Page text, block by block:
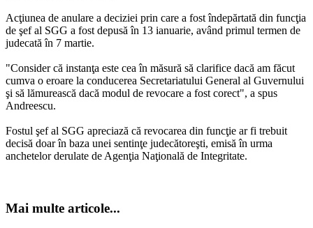
Acţiunea de anulare a deciziei prin care a fost îndepărtată din funcţia
de şef al SGG a fost depusă în 13 ianuarie, având primul termen de
judecată în 7 martie.
"Consider că instanţa este cea în măsură să clarifice dacă am făcut
cumva o eroare la conducerea Secretariatului General al Guvernului
şi să lămurească dacă modul de revocare a fost corect", a spus
Andreescu.
Fostul şef al SGG apreciază că revocarea din funcţie ar fi trebuit
decisă doar în baza unei sentinţe judecătoreşti, emisă în urma
anchetelor derulate de Agenţia Naţională de Integritate.
Mai multe articole...